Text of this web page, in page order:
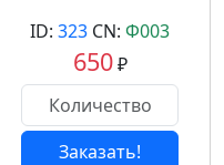
ID: 323 CN: Ф003
650₽
Заказать!